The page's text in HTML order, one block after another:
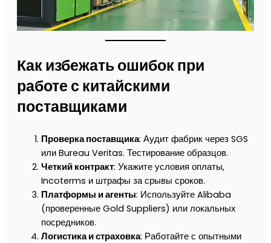
Как избежать ошибок при
работе с китайскими
поставщиками
Проверка поставщика: Аудит фабрик через SGS
или Bureau Veritas. Тестирование образцов.
Четкий контракт: Укажите условия оплаты,
Incoterms и штрафы за срывы сроков.
Платформы и агенты: Используйте Alibaba
(проверенные Gold Suppliers) или локальных
посредников.
Логистика и страховка: Работайте с опытными